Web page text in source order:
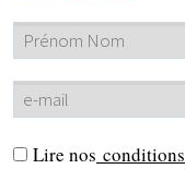
Lire nos conditions